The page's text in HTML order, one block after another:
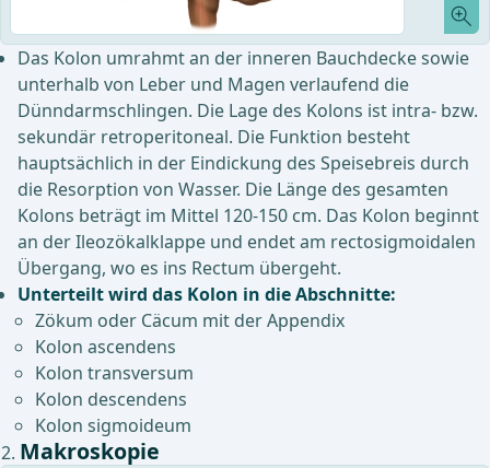
Das Kolon umrahmt an der inneren Bauchdecke sowie
unterhalb von Leber und Magen verlaufend die
Dünndarmschlingen. Die Lage des Kolons ist intra- bzw.
sekundär retroperitoneal. Die Funktion besteht
hauptsächlich in der Eindickung des Speisebreis durch
die Resorption von Wasser. Die Länge des gesamten
Kolons beträgt im Mittel 120-150 cm. Das Kolon beginnt
an der Ileozökalklappe und endet am rectosigmoidalen
Übergang, wo es ins Rectum übergeht.
Unterteilt wird das Kolon in die Abschnitte:
Zökum oder Cäcum mit der Appendix
Kolon ascendens
Kolon transversum
Kolon descendens
Kolon sigmoideum
Makroskopie